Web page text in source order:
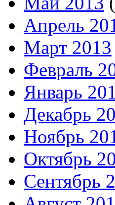
Апрель
Март 2013
Февраль
Январь
Декабрь
Ноябрь
Октябрь
Сентябрь